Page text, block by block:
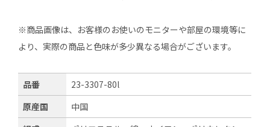
※商品画像は、お客様のお使いのモニターや部屋の環境等に
より、実際の商品と色味が多少異なる場合がございます。
品番
23-3307-80l
原産国
中国